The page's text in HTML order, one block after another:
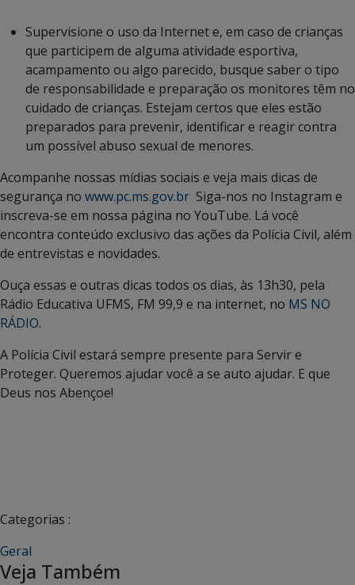
Supervisione o uso da Internet e, em caso de crianças
que participem de alguma atividade esportiva,
acampamento ou algo parecido, busque saber o tipo
de responsabilidade e preparação os monitores têm no
cuidado de crianças. Estejam certos que eles estão
preparados para prevenir, identificar e reagir contra
um possível abuso sexual de menores.
Acompanhe nossas mídias sociais e veja mais dicas de
segurança no www.pc.ms.gov.br Siga-nos no Instagram e
inscreva-se em nossa página no YouTube. Lá você
encontra conteúdo exclusivo das ações da Polícia Civil, além
de entrevistas e novidades.
Ouça essas e outras dicas todos os dias, às 13h30, pela
Rádio Educativa UFMS, FM 99,9 e na internet, no MS NO
RÁDIO.
A Polícia Civil estará sempre presente para Servir e
Proteger. Queremos ajudar você a se auto ajudar. E que
Deus nos Abençoe!
Categorias :
Geral
Veja Também